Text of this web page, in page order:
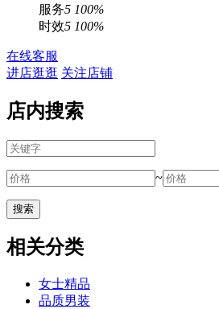
服务5 100%
时效5 100%
在线客服
进店逛逛 关注店铺
店内搜索
~
相关分类
女士精品
品质男装